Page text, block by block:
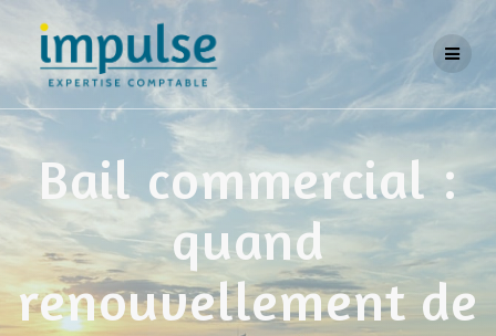
Bail commercial :
quand
renouvellement de